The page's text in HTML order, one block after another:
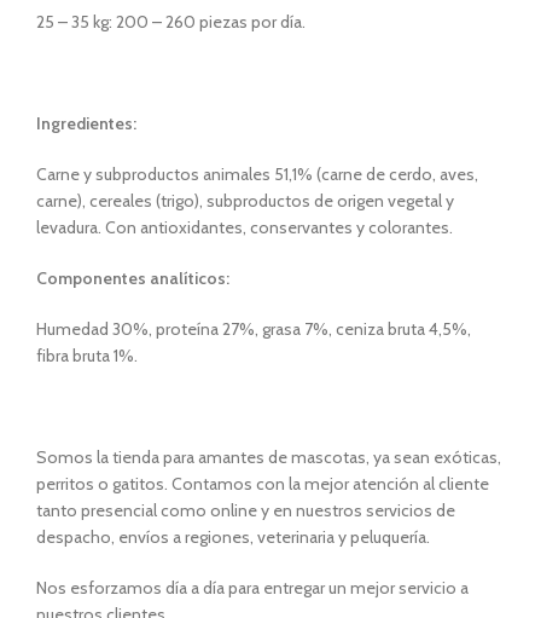
25 – 35 kg: 200 – 260 piezas por día.
Ingredientes:
Carne y subproductos animales 51,1% (carne de cerdo, aves,
carne), cereales (trigo), subproductos de origen vegetal y
levadura. Con antioxidantes, conservantes y colorantes.
Componentes analíticos:
Humedad 30%, proteína 27%, grasa 7%, ceniza bruta 4,5%,
fibra bruta 1%.
Somos la tienda para amantes de mascotas, ya sean exóticas,
perritos o gatitos. Contamos con la mejor atención al cliente
tanto presencial como online y en nuestros servicios de
despacho, envíos a regiones, veterinaria y peluquería.
Nos esforzamos día a día para entregar un mejor servicio a